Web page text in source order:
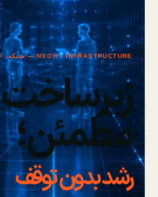
NEOR / INFRASTRUCTURE — شبکه، امنیت، ابر و عملیات
زیرساخت
مطمئن؛
رشد بدون توقف